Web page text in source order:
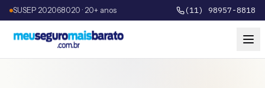
SUSEP 202068020 · 20+ anos (11) 98957-8818